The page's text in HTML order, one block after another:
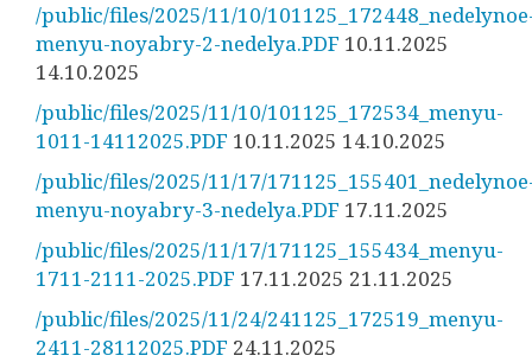
/public/files/2025/11/10/
menyu-noyabry-2-nedelya.PDF 10.11.2025
14.10.2025
/public/files/2025/11/10/101125_172534_menyu-
1011-14112025.PDF 10.11.2025 14.10.2025
/public/files/2025/11/17/
menyu-noyabry-3-nedelya.PDF 17.11.2025
/public/files/2025/11/17/171125_155434_menyu-
1711-2111-2025.PDF 17.11.2025 21.11.2025
/public/files/2025/11/24/241125_172519_menyu-
2411-28112025.PDF 24.11.2025